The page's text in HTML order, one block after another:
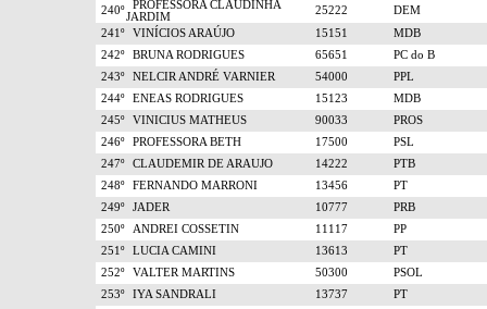
240º
PROFESSORA CLAUDINHA
JARDIM
25222
DEM
241º
VINÍCIOS ARAÚJO 15151
MDB
242º
BRUNA RODRIGUES 65651
PC do B
243º
NELCIR ANDRÉ VARNIER 54000
PPL
244º
ENEAS RODRIGUES 15123
MDB
245º
VINICIUS MATHEUS 90033
PROS
246º
PROFESSORA BETH 17500
PSL
247º
CLAUDEMIR DE ARAUJO 14222
PTB
248º
FERNANDO MARRONI 13456
PT
249º
JADER 10777
PRB
250º
ANDREI COSSETIN 11117
PP
251º
LUCIA CAMINI 13613
PT
252º
VALTER MARTINS 50300
PSOL
253º
IYA SANDRALI 13737
PT